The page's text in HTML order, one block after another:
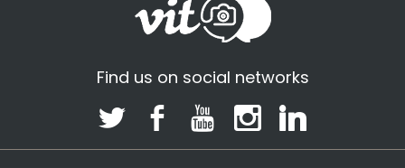
Find us on social networks